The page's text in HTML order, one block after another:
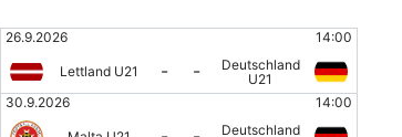
26.9.2026 14:00
Lettland U21 - -
Deutschland
U21
30.9.2026
14:00
Deutschland